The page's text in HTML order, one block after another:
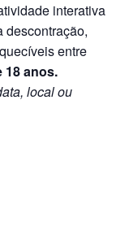
interativa
descontração,
entre
18 anos.
local ou